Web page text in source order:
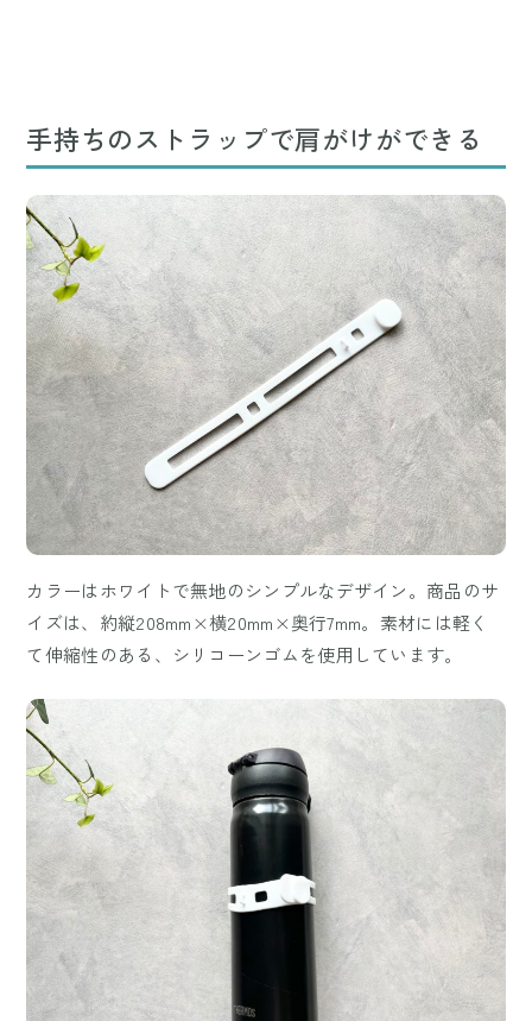
手持ちのストラップで肩がけができる
カラーはホワイトで無地のシンプルなデザイン。商品のサ
イズは、約縦208mm×横20mm×奥行7mm。素材には軽く
て伸縮性のある、シリコーンゴムを使用しています。